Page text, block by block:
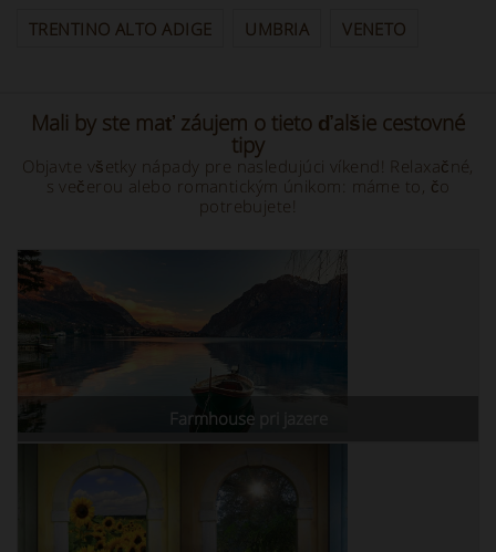
TRENTINO ALTO ADIGE UMBRIA VENETO
Mali by ste mať záujem o tieto ďalšie cestovné
tipy
Objavte všetky nápady pre nasledujúci víkend! Relaxačné,
s večerou alebo romantickým únikom: máme to, čo
potrebujete!
Farmhouse pri jazere